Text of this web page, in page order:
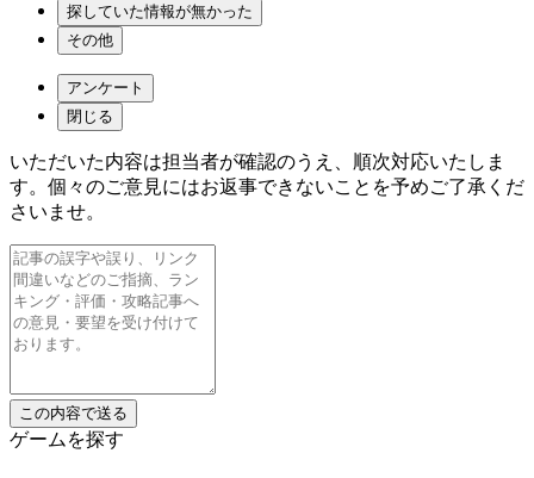
探していた情報が無かった
その他
アンケート
閉じる
いただいた内容は担当者が確認のうえ、順次対応いたしま
す。個々のご意見にはお返事できないことを予めご了承くだ
さいませ。
ゲームを探す